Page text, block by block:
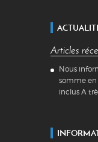
Articles
Nous
somme en
inclus A